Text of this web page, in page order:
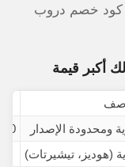
كود خصم دروب
أكبر قيمة
ومحدودة الإصدار
400 – 1800
(هوديز، تيشيرتات)